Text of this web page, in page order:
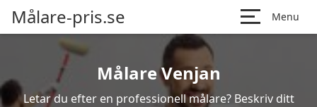
Målare-pris.se Menu
Målare Venjan
Letar du efter en professionell målare? Beskriv ditt